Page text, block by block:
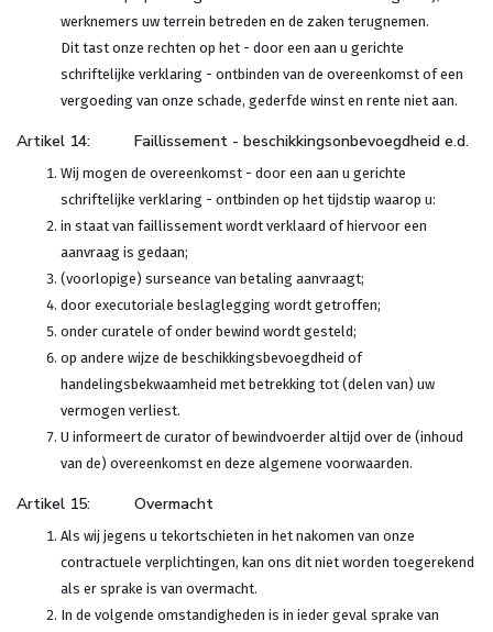
werknemers uw terrein betreden en de zaken terugnemen.
Dit tast onze rechten op het - door een aan u gerichte
schriftelijke verklaring - ontbinden van de overeenkomst of een
vergoeding van onze schade, gederfde winst en rente niet aan.
Artikel 14: Faillissement - beschikkingsonbevoegdheid e.d.
Wij mogen de overeenkomst - door een aan u gerichte
schriftelijke verklaring - ontbinden op het tijdstip waarop u:
in staat van faillissement wordt verklaard of hiervoor een
aanvraag is gedaan;
(voorlopige) surseance van betaling aanvraagt;
door executoriale beslaglegging wordt getroffen;
onder curatele of onder bewind wordt gesteld;
op andere wijze de beschikkingsbevoegdheid of
handelingsbekwaamheid met betrekking tot (delen van) uw
vermogen verliest.
U informeert de curator of bewindvoerder altijd over de (inhoud
van de) overeenkomst en deze algemene voorwaarden.
Artikel 15: Overmacht
Als wij jegens u tekortschieten in het nakomen van onze
contractuele verplichtingen, kan ons dit niet worden toegerekend
als er sprake is van overmacht.
In de volgende omstandigheden is in ieder geval sprake van